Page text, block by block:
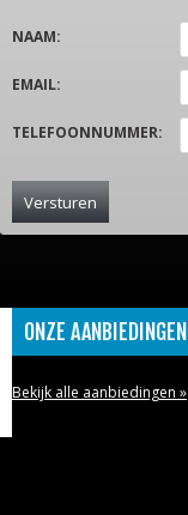
NAAM:
EMAIL:
TELEFOONNUMMER:
ONZE AANBIEDINGEN
Bekijk alle aanbiedingen »